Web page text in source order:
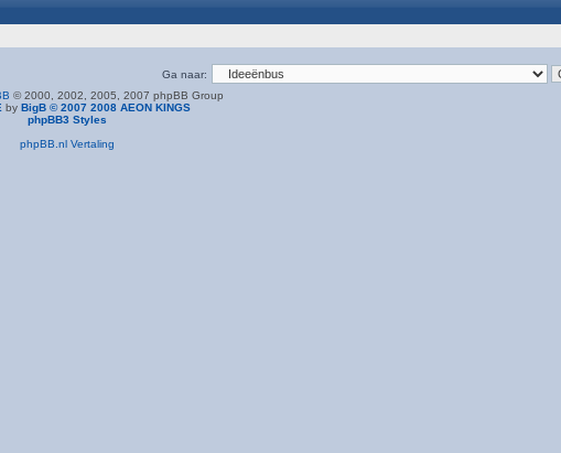
Ga naar:
© 2000, 2002, 2005, 2007 phpBB Group
by BigB © 2007 2008 AEON KINGS
phpBB3 Styles
phpBB.nl Vertaling